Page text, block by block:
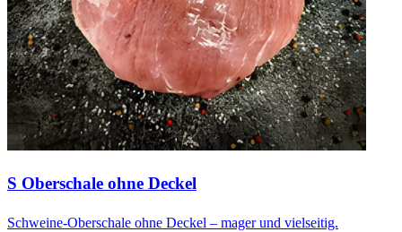
S Oberschale ohne Deckel
Schweine-Oberschale ohne Deckel – mager und vielseitig.